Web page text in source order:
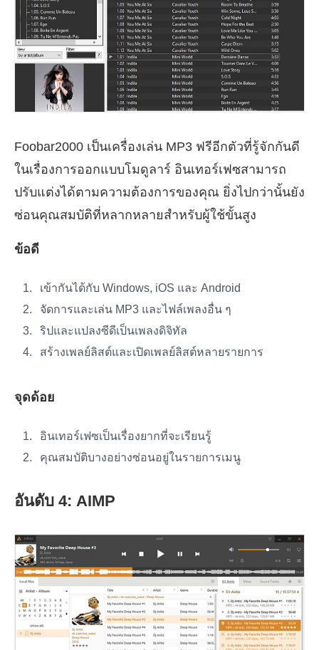
Foobar2000 เป็นเครื่องเล่น MP3 ฟรีอีกตัวที่รู้จักกันดี
ในเรื่องการออกแบบโมดูลาร์ อินเทอร์เฟซสามารถ
ปรับแต่งได้ตามความต้องการของคุณ ยิ่งไปกว่านั้นยัง
ซ่อนคุณสมบัติที่หลากหลายสำหรับผู้ใช้ขั้นสูง
ข้อดี
เข้ากันได้กับ Windows, iOS และ Android
จัดการและเล่น MP3 และไฟล์เพลงอื่น ๆ
ริปและแปลงซีดีเป็นเพลงดิจิทัล
สร้างเพลย์ลิสต์และเปิดเพลย์ลิสต์หลายรายการ
จุดด้อย
อินเทอร์เฟซเป็นเรื่องยากที่จะเรียนรู้
คุณสมบัติบางอย่างซ่อนอยู่ในรายการเมนู
อันดับ 4: AIMP